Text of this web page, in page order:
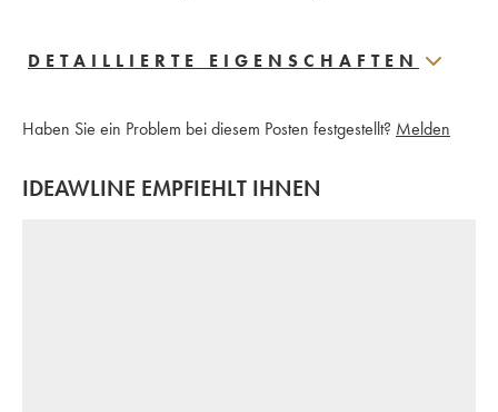
DETAILLIERTE EIGENSCHAFTEN
Haben Sie ein Problem bei diesem Posten festgestellt? Melden
IDEAWLINE EMPFIEHLT IHNEN